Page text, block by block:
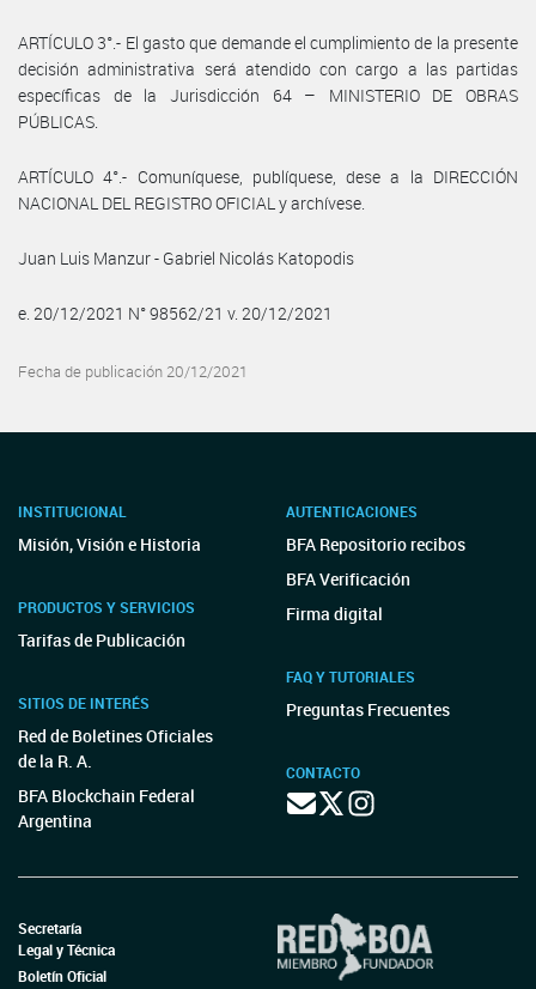
ARTÍCULO 3°.- El gasto que demande el cumplimiento de la presente
decisión administrativa será atendido con cargo a las partidas
específicas de la Jurisdicción 64 – MINISTERIO DE OBRAS
PÚBLICAS.
ARTÍCULO 4°.- Comuníquese, publíquese, dese a la DIRECCIÓN
NACIONAL DEL REGISTRO OFICIAL y archívese.
Juan Luis Manzur - Gabriel Nicolás Katopodis
e. 20/12/2021 N° 98562/21 v. 20/12/2021
Fecha de publicación 20/12/2021
INSTITUCIONAL
Misión, Visión e Historia
PRODUCTOS Y SERVICIOS
Tarifas de Publicación
SITIOS DE INTERÉS
Red de Boletines Oficiales
de la R. A.
BFA Blockchain Federal
Argentina
AUTENTICACIONES
BFA Repositorio recibos
BFA Verificación
Firma digital
FAQ Y TUTORIALES
Preguntas Frecuentes
CONTACTO
Secretaría
Legal y Técnica
Boletín Oficial